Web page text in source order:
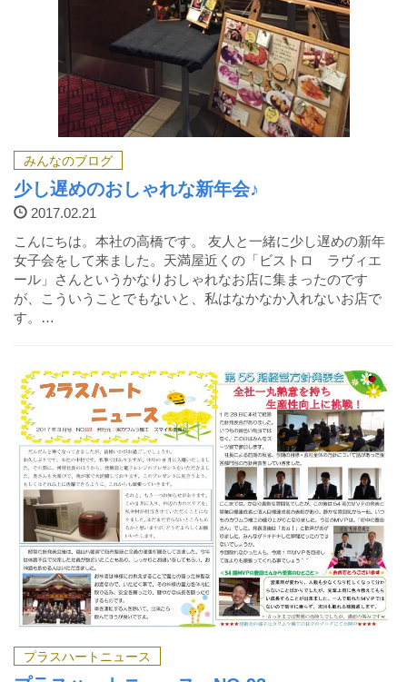
みんなのブログ
少し遅めのおしゃれな新年会♪
2017.02.21
こんにちは。本社の高橋です。 友人と一緒に少し遅めの新年
女子会をして来ました。天満屋近くの「ビストロ ラヴィエ
ール」さんというかなりおしゃれなお店に集まったのです
が、こういうことでもないと、私はなかなか入れないお店で
す。…
プラスハートニュース